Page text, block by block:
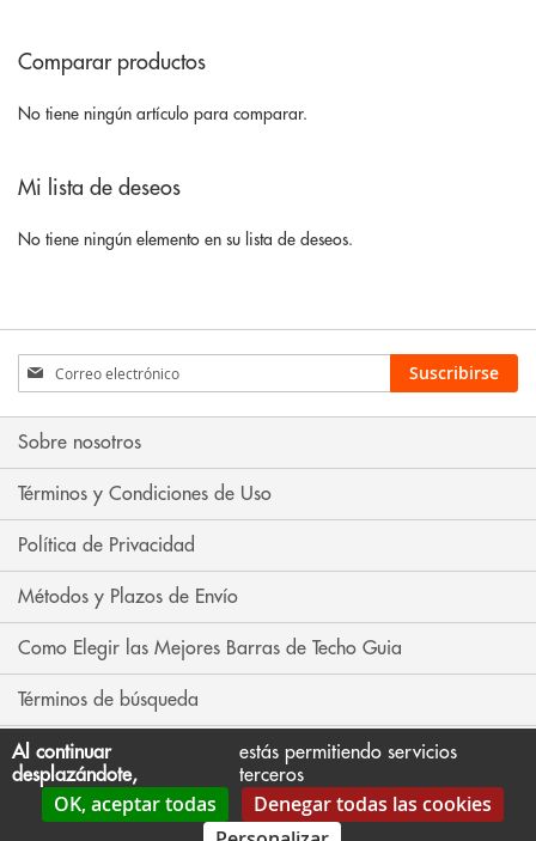
LISTA
DE
Comparar productos
No tiene ningún artículo para comparar.
Mi lista de deseos
No tiene ningún elemento en su lista de deseos.
Inscríbase
a
nuestro
boletín
noticias:
Suscribirse
Sobre nosotros
Términos y Condiciones de Uso
Política de Privacidad
Métodos y Plazos de Envío
Como Elegir las Mejores Barras de Techo Guia
Términos de búsqueda
Búsqueda avanzada
Contáctenos
Al continuar
desplazándote,
estás permitiendo servicios
terceros
OK, aceptar todas
Denegar todas las cookies